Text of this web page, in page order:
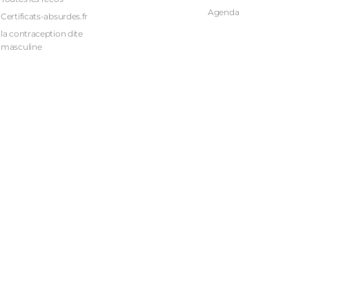
Certificats-absurdes.fr
la contraception dite
masculine
Agenda